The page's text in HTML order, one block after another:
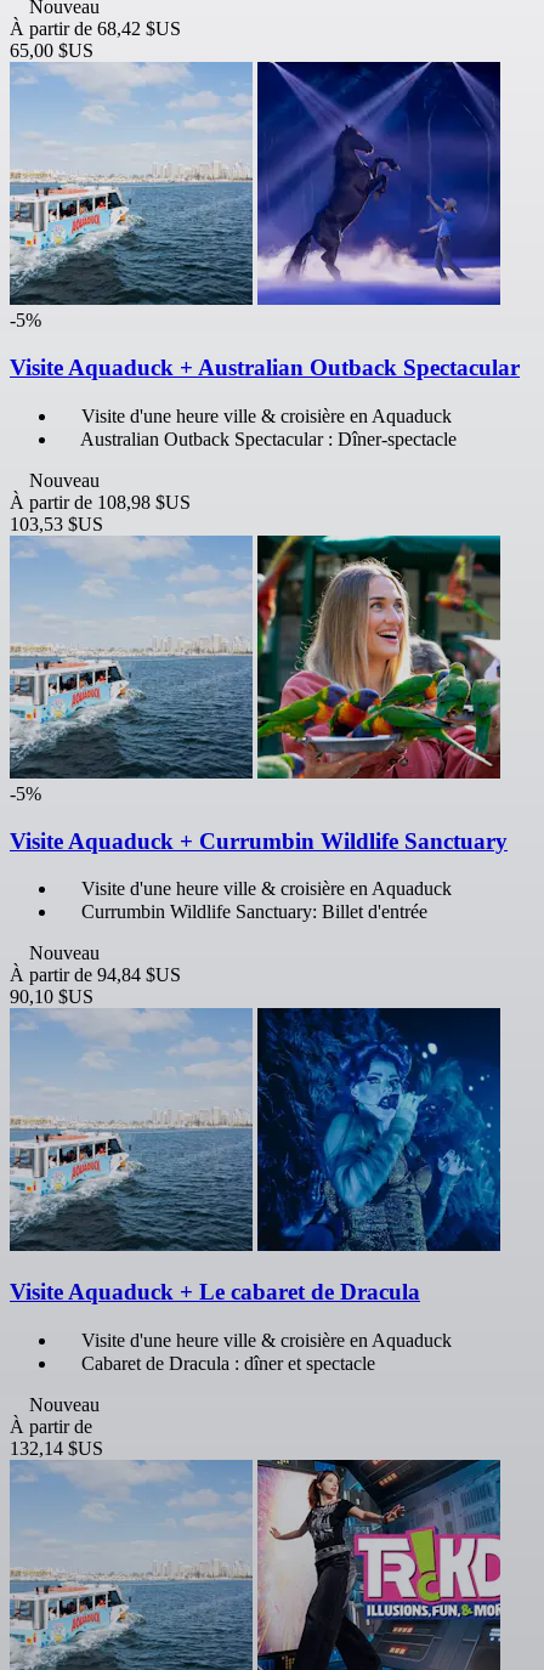
Nouveau
À partir de 68,42 $US
65,00 $US
-5%
Visite Aquaduck + Australian Outback Spectacular
Visite d'une heure ville & croisière en Aquaduck
Australian Outback Spectacular : Dîner-spectacle
Nouveau
À partir de 108,98 $US
103,53 $US
-5%
Visite Aquaduck + Currumbin Wildlife Sanctuary
Visite d'une heure ville & croisière en Aquaduck
Currumbin Wildlife Sanctuary: Billet d'entrée
Nouveau
À partir de 94,84 $US
90,10 $US
Visite Aquaduck + Le cabaret de Dracula
Visite d'une heure ville & croisière en Aquaduck
Cabaret de Dracula : dîner et spectacle
Nouveau
À partir de
132,14 $US